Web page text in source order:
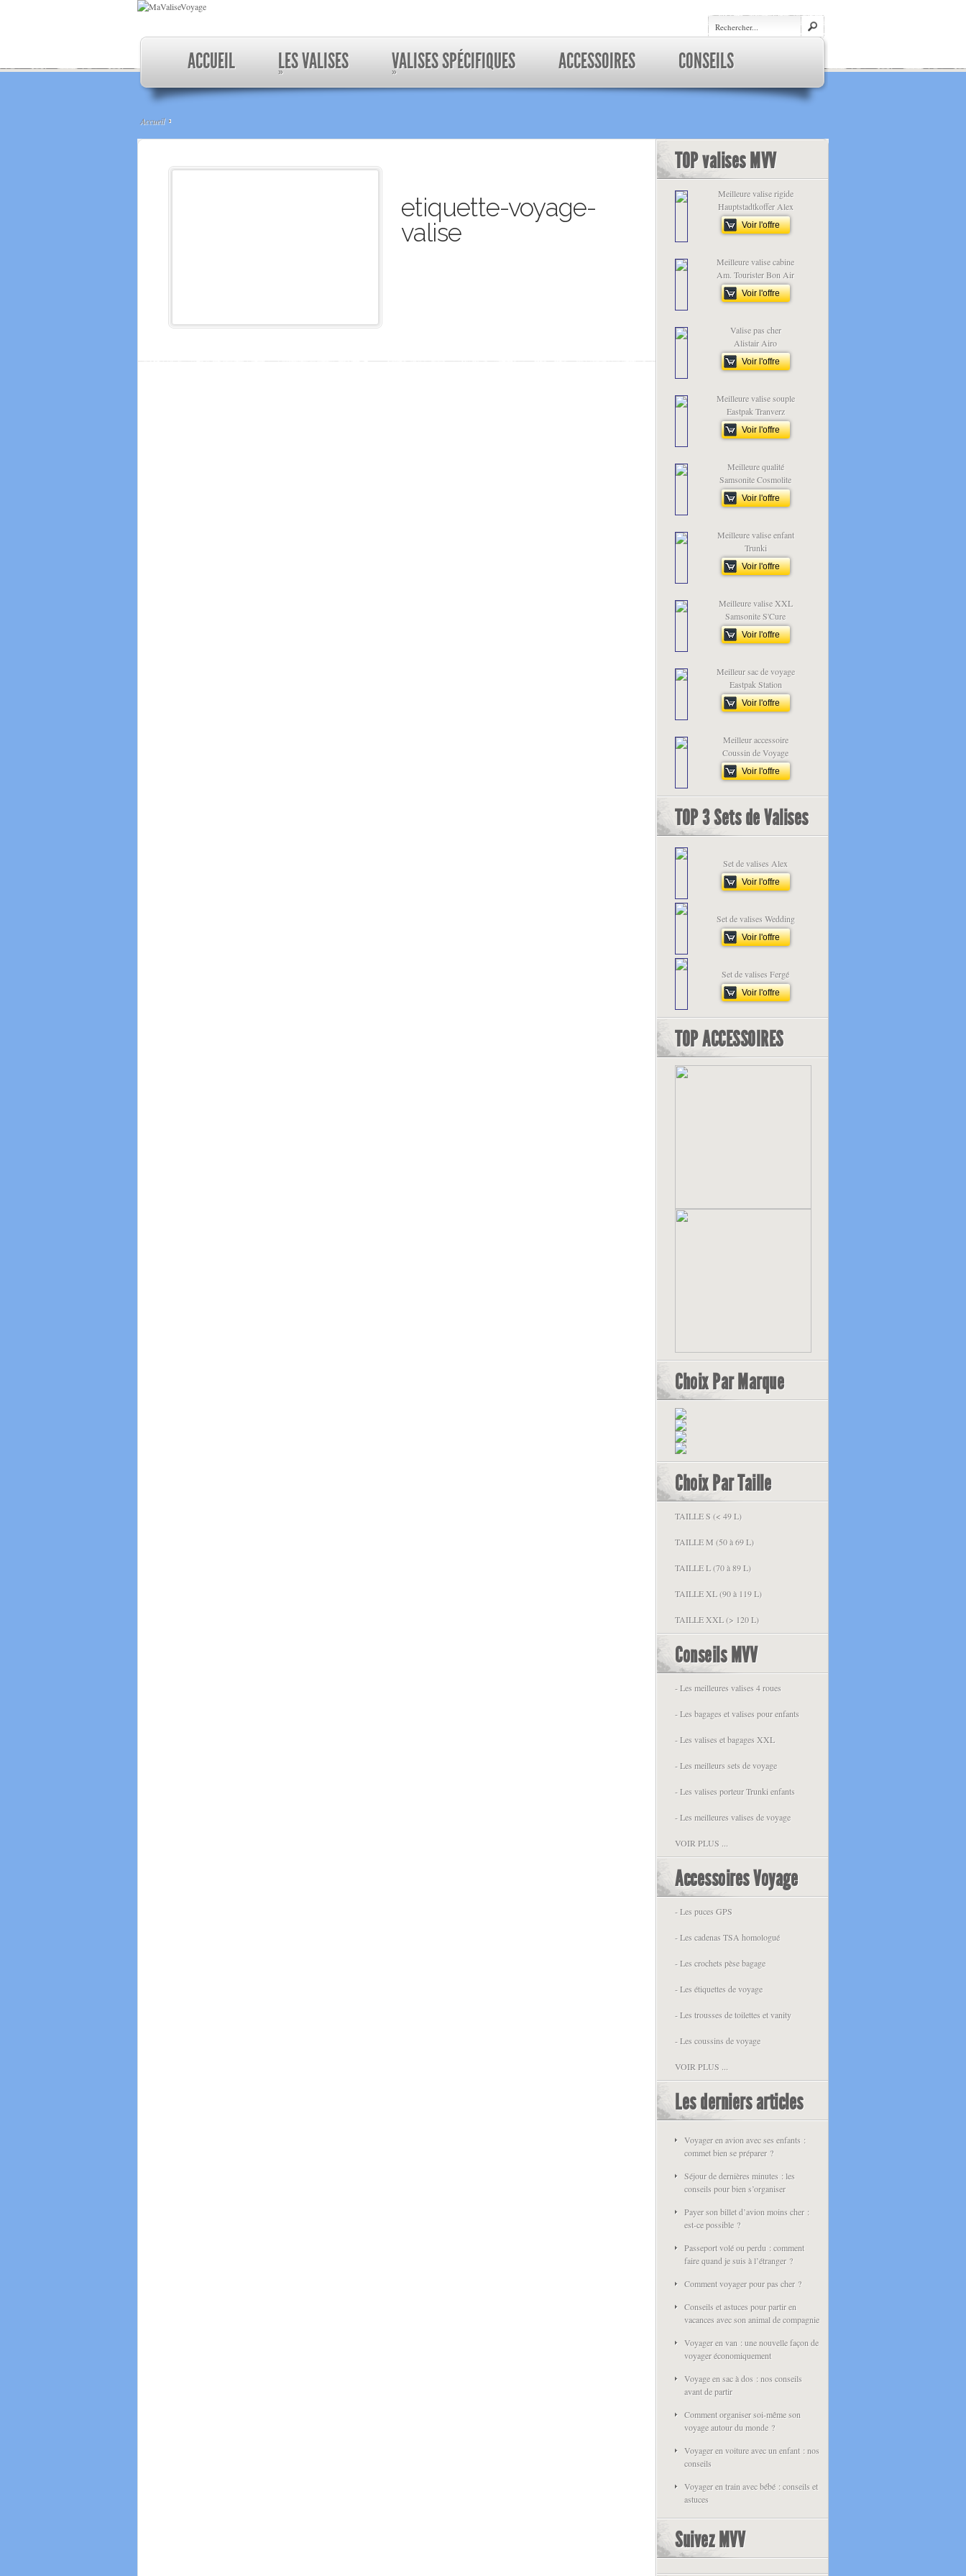
ACCUEIL LES VALISES
» VALISES SPÉCIFIQUES
» ACCESSOIRES CONSEILS
Accueil
etiquette-voyage-
valise
TOP valises MVV
Meilleure valise rigide
Hauptstadtkoffer Alex
Voir l'offre
Meilleure valise cabine
Am. Tourister Bon Air
Voir l'offre
Valise pas cher
Alistair Airo
Voir l'offre
Meilleure valise souple
Eastpak Tranverz
Voir l'offre
Meilleure qualité
Samsonite Cosmolite
Voir l'offre
Meilleure valise enfant
Trunki
Voir l'offre
Meilleure valise XXL
Samsonite S'Cure
Voir l'offre
Meilleur sac de voyage
Eastpak Station
Voir l'offre
Meilleur accessoire
Coussin de Voyage
Voir l'offre
TOP 3 Sets de Valises
Set de valises Alex
Voir l'offre
Set de valises Wedding
Voir l'offre
Set de valises Fergé
Voir l'offre
TOP ACCESSOIRES
Choix Par Marque
Choix Par Taille
TAILLE S (< 49 L)
TAILLE M (50 à 69 L)
TAILLE L (70 à 89 L)
TAILLE XL (90 à 119 L)
TAILLE XXL (> 120 L)
Conseils MVV
- Les meilleures valises 4 roues
- Les bagages et valises pour enfants
- Les valises et bagages XXL
- Les meilleurs sets de voyage
- Les valises porteur Trunki enfants
- Les meilleures valises de voyage
VOIR PLUS ...
Accessoires Voyage
- Les puces GPS
- Les cadenas TSA homologué
- Les crochets pèse bagage
- Les étiquettes de voyage
- Les trousses de toilettes et vanity
- Les coussins de voyage
VOIR PLUS ...
Les derniers articles
Voyager en avion avec ses enfants :
commet bien se préparer ?
Séjour de dernières minutes : les
conseils pour bien s’organiser
Payer son billet d’avion moins cher :
est-ce possible ?
Passeport volé ou perdu : comment
faire quand je suis à l’étranger ?
Comment voyager pour pas cher ?
Conseils et astuces pour partir en
vacances avec son animal de compagnie
Voyager en van : une nouvelle façon de
voyager économiquement
Voyage en sac à dos : nos conseils
avant de partir
Comment organiser soi-même son
voyage autour du monde ?
Voyager en voiture avec un enfant : nos
conseils
Voyager en train avec bébé : conseils et
astuces
Suivez MVV